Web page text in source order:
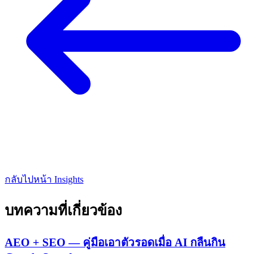
กลับไปหน้า Insights
บทความที่เกี่ยวข้อง
AEO + SEO — คู่มือเอาตัวรอดเมื่อ AI กลืนกิน